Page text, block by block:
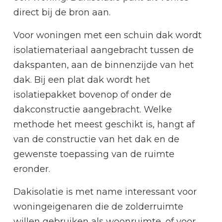
direct bij de bron aan.
Voor woningen met een schuin dak wordt
isolatiemateriaal aangebracht tussen de
dakspanten, aan de binnenzijde van het
dak. Bij een plat dak wordt het
isolatiepakket bovenop of onder de
dakconstructie aangebracht. Welke
methode het meest geschikt is, hangt af
van de constructie van het dak en de
gewenste toepassing van de ruimte
eronder.
Dakisolatie is met name interessant voor
woningeigenaren die de zolderruimte